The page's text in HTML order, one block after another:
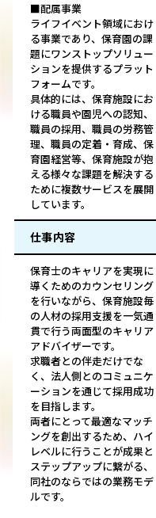
■配属事業
ライフイベント領域におけ
る事業であり、保育園の課
題にワンストップソリュー
ションを提供するプラット
フォームです。
具体的には、保育施設にお
ける職員や園児への認知、
職員の採用、職員の労務管
理、職員の定着・育成、保
育園経営等、保育施設が抱
える様々な課題を解決する
ために複数サービスを展開
しています。
仕事内容
保育士のキャリアを実現に
導くためのカウンセリング
を行いながら、保育施設毎
の人材の採用支援を一気通
貫で行う両面型のキャリア
アドバイザーです。
求職者との伴走だけでな
く、法人側とのコミュニケ
ーションを通じて採用成功
を目指します。
両者にとって最適なマッチ
ングを創出するため、ハイ
レベルに行うことが成果と
ステップアップに繋がる、
同社のならではの業務モデ
ルです。